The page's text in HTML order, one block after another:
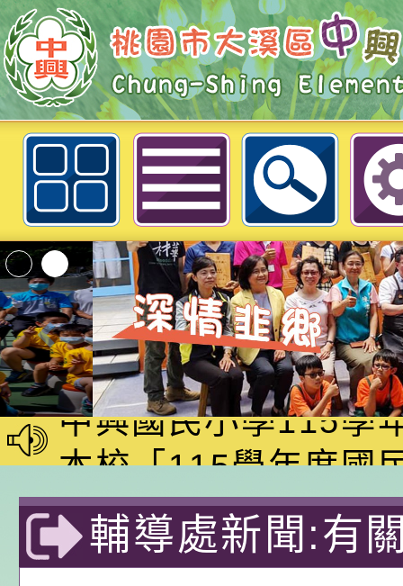
有關本府衛生局辦理113年失智友
「生活中的失智友善參與」一案，
大溪區中興國民小學
轉知內政部函以，有
員會函釋公務員留職
赴陸應申請許可一案
中興國民小學115學
期第1次第7-9招代課
甄選公告
本校「115學年度國
校課程計畫」核定一
轉知教育部國民及學
辦理「115年度教育
公告:桃園市政府腸
輔導處新聞:有